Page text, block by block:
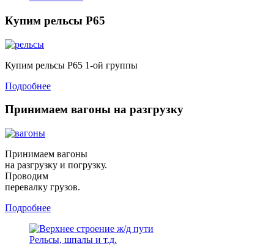
Купим рельсы Р65
Купим рельсы Р65 1-ой группы
Подробнее
Принимаем вагоны на разгрузку
Принимаем вагоны
на разгрузку и погрузку.
Проводим
перевалку грузов.
Подробнее
Рельсы, шпалы и т.д.